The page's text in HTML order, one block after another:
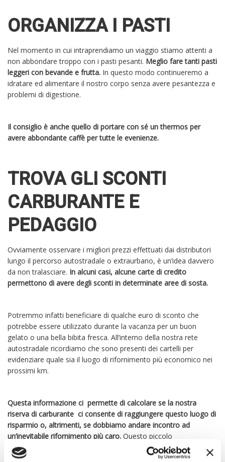
ORGANIZZA I PASTI
Nel momento in cui intraprendiamo un viaggio stiamo attenti a
non abbondare troppo con i pasti pesanti. Meglio fare tanti pasti
leggeri con bevande e frutta. In questo modo continueremo a
idratare ed alimentare il nostro corpo senza avere pesantezza e
problemi di digestione.
Il consiglio è anche quello di portare con sé un thermos per
avere abbondante caffè per tutte le evenienze.
TROVA GLI SCONTI
CARBURANTE E
PEDAGGIO
Ovviamente osservare i migliori prezzi effettuati dai distributori
lungo il percorso autostradale o extraurbano, è un’idea davvero
da non tralasciare. In alcuni casi, alcune carte di credito
permettono di avere degli sconti in determinate aree di sosta.
Potremmo infatti beneficiare di qualche euro di sconto che
potrebbe essere utilizzato durante la vacanza per un buon
gelato o una bella bibita fresca. All’interno della nostra rete
autostradale ricordiamo che sono presenti dei cartelli per
evidenziare quale sia il luogo di rifornimento più economico nei
prossimi km.
Questa informazione ci permette di calcolare se la nostra
riserva di carburante ci consente di raggiungere questo luogo di
risparmio o, altrimenti, se dobbiamo andare incontro ad
un’inevitabile rifornimento più caro. Questo piccolo
stratagemma, alla lunga, ci permette di risparmiare un po’ di
soldi e ugualmente effettuare una sosta.